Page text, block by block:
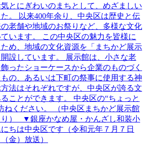
とにぎわいのまちとして、めざましい
。 以来400年余り、中央区は歴史と伝
老舗や地域のお祭りなど、多様な文化
います。 この中央区の魅力を皆様に
め、地域の文化資源を「まちかど展示
設しています。 展示館は、小さな老
ったショーケースから企業のものづく
の、あるいは下町の祭事に使用する神
法はそれぞれですが、中央区が誇る文
ことができます。 中央区の“ちょっと
ねください。 （中央区まちかど展示館
り） ▼銀座かなめ屋・かんざし和装小
ちは中央区です（令和元年７月７日
金）放送）